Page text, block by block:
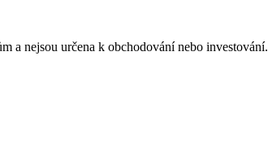
a nejsou určena k obchodování nebo investování.